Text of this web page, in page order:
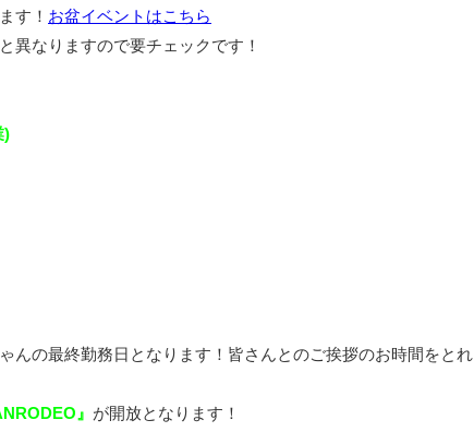
す！ お盆イベントはこちら
異なりますので要チェックです！
)
んの最終勤務日となります！皆さんとのご挨拶のお時間をとれ
』 が開放となります！